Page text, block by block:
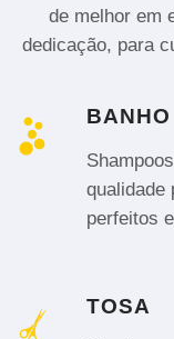
de melhor em
dedicação, para
BANHO
qualidade
perfeitos
TOSA